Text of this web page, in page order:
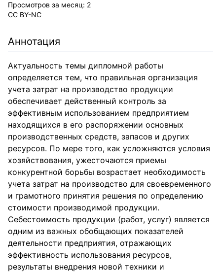
Просмотров за месяц: 2
CC BY-NC
Аннотация
Актуальность темы дипломной работы
определяется тем, что правильная организация
учета затрат на производство продукции
обеспечивает действенный контроль за
эффективным использованием предприятием
находящихся в его распоряжении основных
производственных средств, запасов и других
ресурсов. По мере того, как усложняются условия
хозяйствования, ужесточаются приемы
конкурентной борьбы возрастает необходимость
учета затрат на производство для своевременного
и грамотного принятия решения по определению
стоимости производимой продукции.
Себестоимость продукции (работ, услуг) является
одним из важных обобщающих показателей
деятельности предприятия, отражающих
эффективность использования ресурсов,
результаты внедрения новой техники и